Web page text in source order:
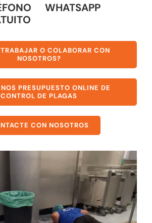
WHATSAPP
O COLABORAR CON
NOSOTROS?
PRESUPUESTO ONLINE DE
CONTROL DE PLAGAS
CON NOSOTROS